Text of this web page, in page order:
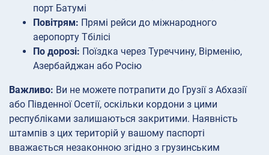
порт Батумі
Повітрям: Прямі рейси до міжнародного
аеропорту Тбілісі
По дорозі: Поїздка через Туреччину, Вірменію,
Азербайджан або Росію
Важливо: Ви не можете потрапити до Грузії з Абхазії
або Південної Осетії, оскільки кордони з цими
республіками залишаються закритими. Наявність
штампів з цих територій у вашому паспорті
вважається незаконною згідно з грузинським